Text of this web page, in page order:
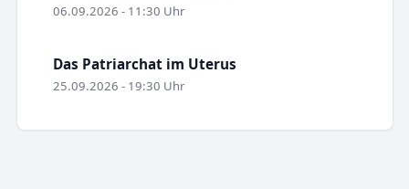
06.09.2026 - 11:30 Uhr
Das Patriarchat im Uterus
25.09.2026 - 19:30 Uhr